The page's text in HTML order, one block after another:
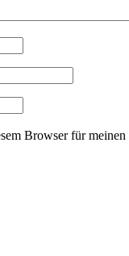
Browser für meinen